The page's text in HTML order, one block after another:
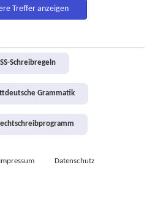
Treffer anzeigen
Schreibregeln
Grammatik
Datenschutz